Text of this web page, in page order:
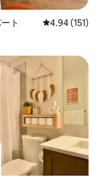
ト レビュー151
4.94 (151)